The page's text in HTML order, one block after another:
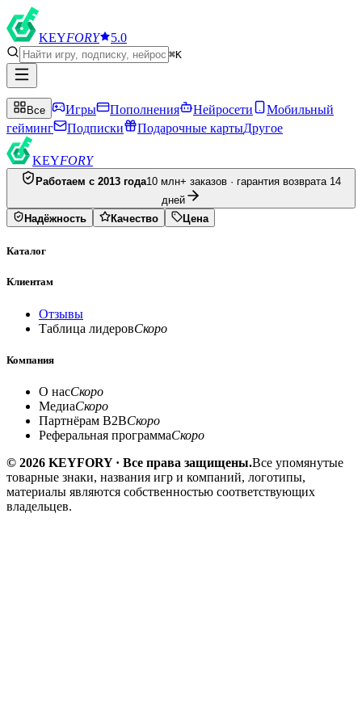
KEYFORY 5.0
⌘K
Все Игры Пополнения Нейросети
Мобильный
гейминг
Подписки Подарочные картыДругое
KEYFORY
Работаем с 2013 года10 млн+ заказов · гарантия возврата 14
дней
Надёжность
Качество Цена
Каталог
Клиентам
Отзывы
Таблица лидеровСкоро
Компания
О насСкоро
МедиаСкоро
Партнёрам B2BСкоро
Реферальная программаСкоро
© 2026 KEYFORY · Все права защищены.Все упомянутые
товарные знаки, названия игр и компаний, логотипы,
материалы являются собственностью соответствующих
владельцев.